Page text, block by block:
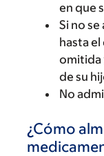
en que
Si no
hasta
omitida
de su
No
¿Cómo